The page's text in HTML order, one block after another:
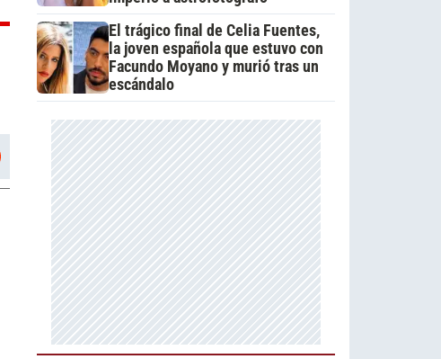
El trágico final de Celia Fuentes,
la joven española que estuvo con
Facundo Moyano y murió tras un
escándalo